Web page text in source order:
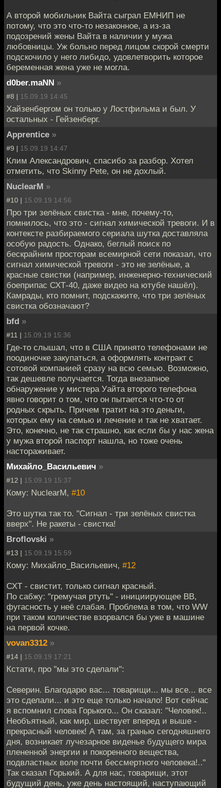
А второй мобильник Вайта сыграл ЕМНИП не
потому, что это что-то незаконное, а из-за
подозрений жены Вайта в наличии у мужа
любовницы. Уж больно перед лицом скорой смерти
подскочило у него либидо, удовлетворить которое
беременная жена уже не могла.
d0ber.maNN »
#8 | 15.09.19 14:45
Хайзенбергом он только у Лостфильма и был. У
остальных - Гейзенберг.
Apprentice »
#9 | 15.09.19 14:47
Клим Александрович, спасибо за разбор. Хотел
отметить, что Skinny Pete, он не дохлый.
NuclearM »
#10 | 15.09.19 14:56
Про три зелёных свистка - мне, почему-то,
помнилось, что это - сигнал химической тревоги. И в
контексте разбираемого сериала шутка доставляла
особую радость. Однако, беглый поиск по
бескрайним просторам всемирной сети показал, что
сигнал химической тревоги - это не зелёные, а
красные свистки (например, инженерно-технический
боеприпас СХТ-40, даже видео на ютубе нашёл).
Камрады, кто помнит, подскажите, что три зелёных
свистка обозначают?
bfd »
#11 | 15.09.19 15:36
Где-то слышал, что в США принято телефонами не
поодиночке закупаться, а оформлять контракт с
сотовой компанией сразу на всю семью. Возможно,
так дешевле получается. Тогда внезапное
обнаружение у мистера Уайта второго телефона
явно говорит о том, что он пытается что-то от
родных скрыть. Причем тратит на это деньги,
которых ему на семью и лечение и так не хватает.
Это, конечно, не так страшно, как если бы у нас жена
у мужа второй паспорт нашла, но тоже очень
настораживает.
Михайло_Васильевич »
#12 | 15.09.19 15:37
Кому: NuclearM, #10
Это шутка так то. "Сигнал - три зелёных свистка
вверх". Не ракеты - свистка!
Broflovski »
#13 | 15.09.19 15:59
Кому: Михайло_Васильевич, #12
СХТ - свистит, только сигнал красный.
По сабжу: "гремучая ртуть" - инициирующее ВВ,
фугасность у неё слабая. Проблема в том, что WW
при таком количестве взорвался бы уже в машине
на первой кочке.
vovan3312 »
#14 | 15.09.19 17:21
Кстати, про "мы это сделали":
Северин. Благодарю вас... товарищи... мы все... все
это сделали... и это еще только начало! Вот сейчас
я вспомнил слова Горького... Он сказал: "Человек!..
Необъятный, как мир, шествует вперед и выше -
прекрасный человек! А там, за гранью сегодняшнего
дня, возникает лучезарное виденье будущего мира
плененной энергии и покоренного вещества,
подвластных воле почти бессмертного человека!.."
Так сказал Горький. А для нас, товарищи, этот
будущий день, уже день настоящий, наступающий